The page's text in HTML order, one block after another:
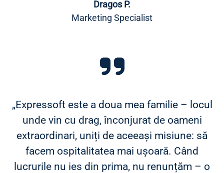
Dragos P.
Marketing Specialist
„Expressoft este a doua mea familie – locul
unde vin cu drag, înconjurat de oameni
extraordinari, uniți de aceeași misiune: să
facem ospitalitatea mai ușoară. Când
lucrurile nu ies din prima, nu renunțăm – o